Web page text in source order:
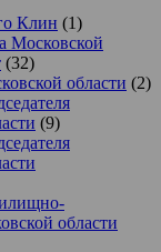
Клин (1)
Московской
(32)
области (2)
(9)
области